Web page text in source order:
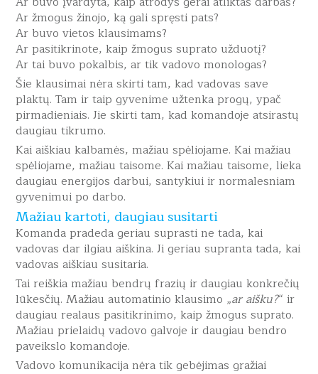
Ar žmogus žinojo, ką gali spręsti pats?
Ar buvo vietos klausimams?
Ar pasitikrinote, kaip žmogus suprato užduotį?
Ar tai buvo pokalbis, ar tik vadovo monologas?
Šie klausimai nėra skirti tam, kad vadovas save
plaktų. Tam ir taip gyvenime užtenka progų, ypač
pirmadieniais. Jie skirti tam, kad komandoje atsirastų
daugiau tikrumo.
Kai aiškiau kalbamės, mažiau spėliojame. Kai mažiau
spėliojame, mažiau taisome. Kai mažiau taisome, lieka
daugiau energijos darbui, santykiui ir normalesniam
gyvenimui po darbo.
Mažiau kartoti, daugiau susitarti
Komanda pradeda geriau suprasti ne tada, kai
vadovas dar ilgiau aiškina. Ji geriau supranta tada, kai
vadovas aiškiau susitaria.
Tai reiškia mažiau bendrų frazių ir daugiau konkrečių
lūkesčių. Mažiau automatinio klausimo „ar aišku?“ ir
daugiau realaus pasitikrinimo, kaip žmogus suprato.
Mažiau prielaidų vadovo galvoje ir daugiau bendro
paveikslo komandoje.
Vadovo komunikacija nėra tik gebėjimas gražiai